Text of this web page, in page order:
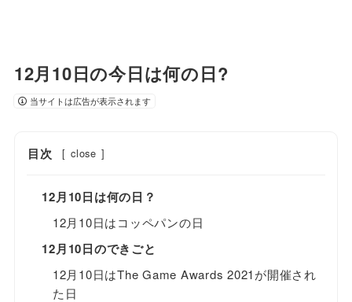
12月10日の今日は何の日?
当サイトは広告が表示されます
目次 [ close ]
12月10日は何の日？
12月10日はコッペパンの日
12月10日のできごと
12月10日はThe Game Awards 2021が開催され
た日